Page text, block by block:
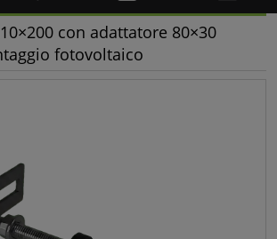
con adattatore 80×30
fotovoltaico